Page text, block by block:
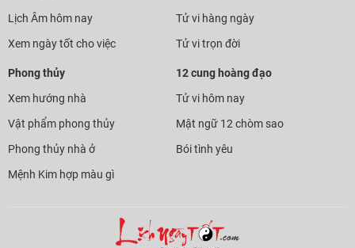
Lịch Âm hôm nay
Xem ngày tốt cho việc
Tử vi hàng ngày
Tử vi trọn đời
Phong thủy
Xem hướng nhà
Vật phẩm phong thủy
Phong thủy nhà ở
Mệnh Kim hợp màu gì
12 cung hoàng đạo
Tử vi hôm nay
Mật ngữ 12 chòm sao
Bói tình yêu